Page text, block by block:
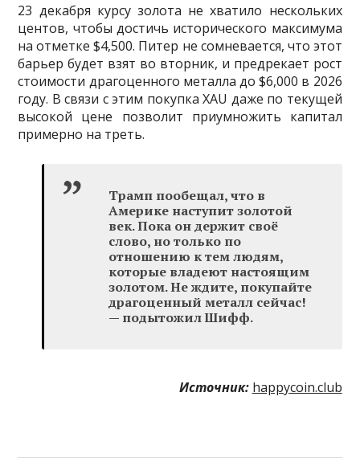
23 декабря курсу золота не хватило нескольких
центов, чтобы достичь исторического максимума
на отметке $4,500. Питер не сомневается, что этот
барьер будет взят во вторник, и предрекает рост
стоимости драгоценного металла до $6,000 в 2026
году. В связи с этим покупка XAU даже по текущей
высокой цене позволит приумножить капитал
примерно на треть.
Трамп пообещал, что в
Америке наступит золотой
век. Пока он держит своё
слово, но только по
отношению к тем людям,
которые владеют настоящим
золотом. Не ждите, покупайте
драгоценный металл сейчас!
— подытожил Шифф.
Источник: happycoin.club